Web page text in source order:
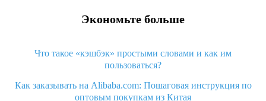
Экономьте больше
Что такое «кэшбэк» простыми словами и как им
пользоваться?
Как заказывать на Alibaba.com: Пошаговая инструкция по
оптовым покупкам из Китая